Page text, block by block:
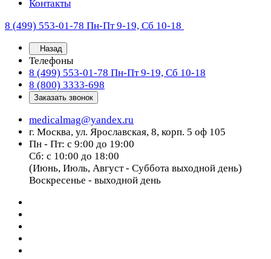
Контакты
8 (499) 553-01-78 Пн-Пт 9-19, Сб 10-18
Назад
Телефоны
8 (499) 553-01-78 Пн-Пт 9-19, Сб 10-18
8 (800) 3333-698
Заказать звонок
medicalmag@yandex.ru
г. Москва, ул. Ярославская, 8, корп. 5 оф 105
Пн - Пт: с 9:00 до 19:00
Сб: с 10:00 до 18:00
(Июнь, Июль, Август - Суббота выходной день)
Воскресенье - выходной день